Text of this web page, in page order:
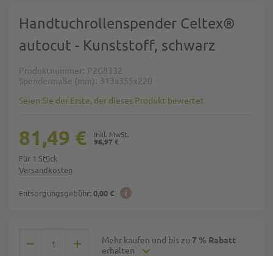
Handtuchrollenspender Celtex®
autocut - Kunststoff, schwarz
Produktnummer P2G8332
Spendermaße (mm)
313x355x220
Seien Sie der Erste, der dieses Produkt bewertet
Versandkosten
Entsorgungsgebühr: 0,00 €
96,97 €
81,49 €
Für 1 Stück
Mehr kaufen und bis zu 7 % Rabatt
erhalten